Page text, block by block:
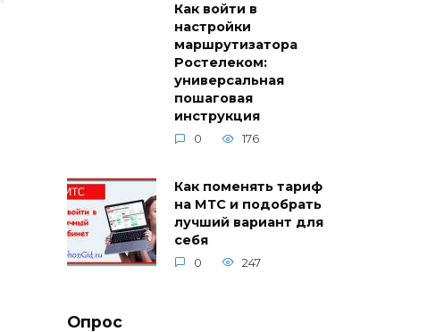
Как войти в
настройки
маршрутизатора
Ростелеком:
универсальная
пошаговая
инструкция
0 176
Как поменять тариф
на МТС и подобрать
лучший вариант для
себя
0 247
Опрос